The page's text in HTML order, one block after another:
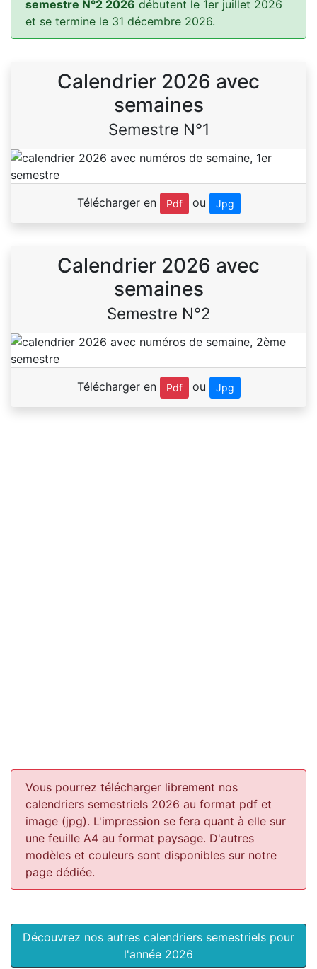
semestre N°2 2026 débutent le 1er juillet 2026
et se termine le 31 décembre 2026.
Calendrier 2026 avec
semaines
Semestre N°1
Télécharger en Pdf ou Jpg
Calendrier 2026 avec
semaines
Semestre N°2
Télécharger en Pdf ou Jpg
Vous pourrez télécharger librement nos
calendriers semestriels 2026 au format pdf et
image (jpg). L'impression se fera quant à elle sur
une feuille A4 au format paysage. D'autres
modèles et couleurs sont disponibles sur notre
page dédiée.
Découvrez nos autres calendriers semestriels pour
l'année 2026